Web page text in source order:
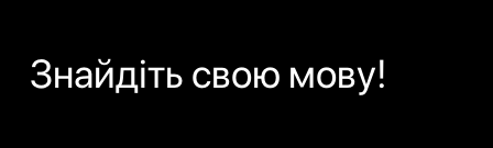
Знайдіть свою мову!